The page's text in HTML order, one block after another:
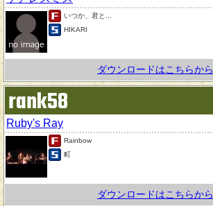
いつか、君と...
HIKARI
ダウンロードはこちらから
rank58
Ruby's Ray
Rainbow
町
ダウンロードはこちらから